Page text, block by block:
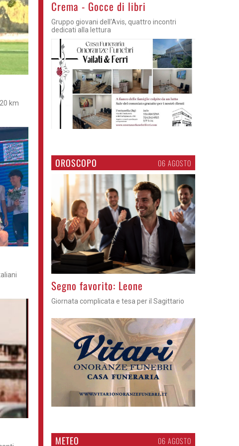
km
Crema - Gocce di libri
Gruppo giovani dell'Avis, quattro incontri
dedicati alla lettura
OROSCOPO 06 AGOSTO
>
Segno favorito: Leone
Giornata complicata e tesa per il Sagittario
METEO 06 AGOSTO